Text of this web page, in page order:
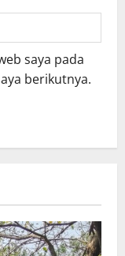
saya pada
berikutnya.